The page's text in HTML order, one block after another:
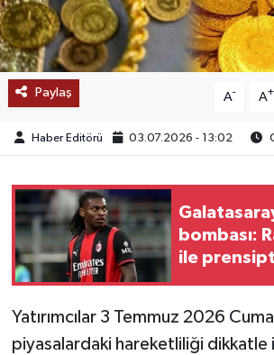
Paylaş A- A+
Haber Editörü 03.07.2026 - 13:02
bombası:
ile
Yatırımcılar 3 Temmuz 2026
piyasalardaki hareketliliği dikkatle
KEŞFET
POPÜLER
DÜNYA
TREND
MEDYA
OTOMOTİV
TEKNOLOJİ
YAŞAM